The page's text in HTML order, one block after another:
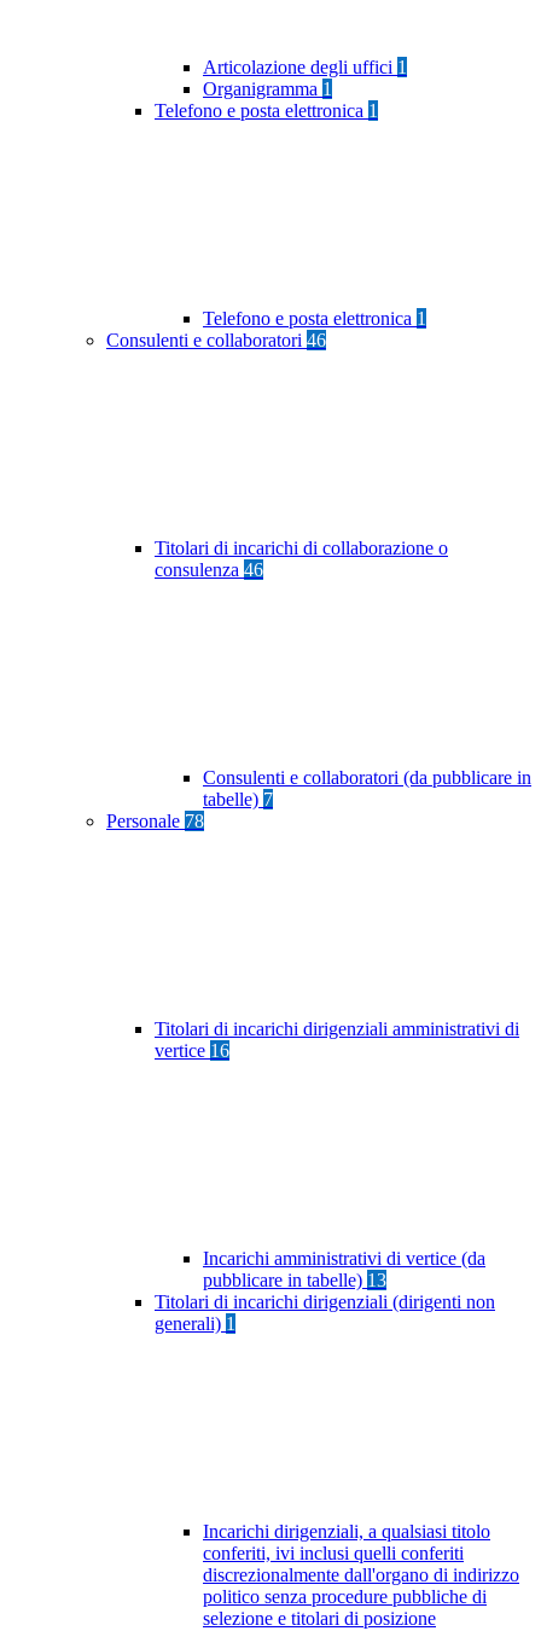
Articolazione degli uffici 1
Organigramma 1
Telefono e posta elettronica 1
Telefono e posta elettronica 1
Consulenti e collaboratori 46
Titolari di incarichi di collaborazione o
consulenza 46
Consulenti e collaboratori (da pubblicare in
tabelle) 7
Personale 78
Titolari di incarichi dirigenziali amministrativi di
vertice 16
Incarichi amministrativi di vertice (da
pubblicare in tabelle) 13
Titolari di incarichi dirigenziali (dirigenti non
generali) 1
Incarichi dirigenziali, a qualsiasi titolo
conferiti, ivi inclusi quelli conferiti
discrezionalmente dall'organo di indirizzo
politico senza procedure pubbliche di
selezione e titolari di posizione